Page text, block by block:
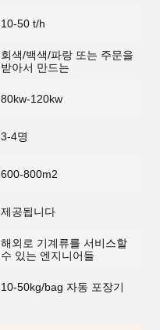
10-50 t/h
회색/백색/파랑 또는 주문을
받아서 만드는
80kw-120kw
3-4명
600-800m2
제공됩니다
해외로 기계류를 서비스할
수 있는 엔지니어들
10-50kg/bag 자동 포장기